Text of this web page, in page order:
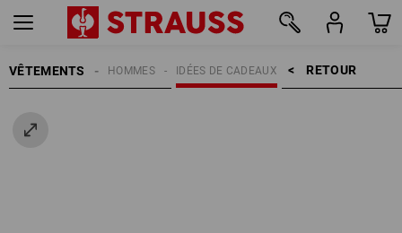
VÊTEMENTS RETOUR    >
IDÉES DE CADEAUX
HOMMES